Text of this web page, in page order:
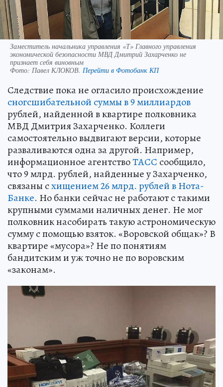
Заместитель начальника управления «Т» Главного управления
экономической безопасности МВД Дмитрий Захарченко не
признает себя виновным
Фото: Павел КЛОКОВ. Перейти в Фотобанк КП
Следствие пока не огласило происхождение
сногсшибательной суммы в 9 миллиардов
рублей, найденной в квартире полковника
МВД Дмитрия Захарченко. Коллеги
самостоятельно выдвигают версии, которые
разваливаются одна за другой. Например,
информационное агентствоТАСС сообщило,
что 9 млрд. рублей, найденные у Захарченко,
связаны схищением 26 млрд. рублей в Нота-
Банке. Но банки сейчас не работают с такими
крупными суммами наличных денег. Не мог
полковник насобирать такую астрономическую
сумму с помощью взяток. «Воровской общак»? В
квартире «мусора»? Не по понятиям
бандитским и уж точно не по воровским
«законам».